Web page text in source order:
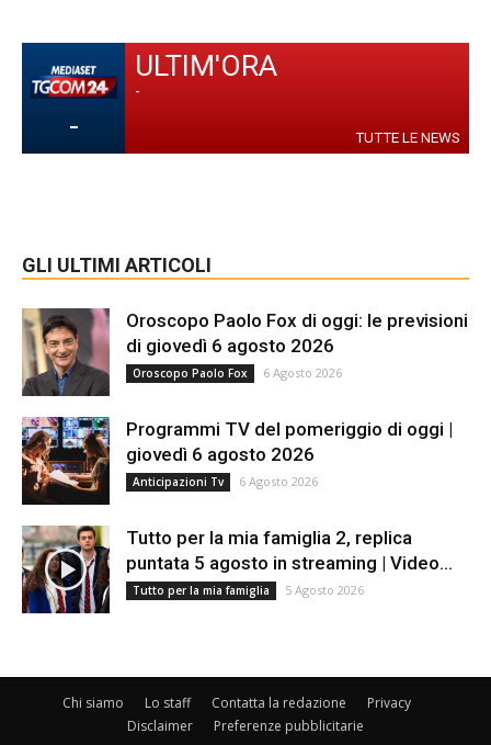
-
ULTIM'ORA
-
TUTTE LE NEWS
GLI ULTIMI ARTICOLI
Oroscopo Paolo Fox di oggi: le previsioni
di giovedì 6 agosto 2026
Oroscopo Paolo Fox 6 Agosto 2026
Programmi TV del pomeriggio di oggi |
giovedì 6 agosto 2026
Anticipazioni Tv 6 Agosto 2026
Tutto per la mia famiglia 2, replica
puntata 5 agosto in streaming | Video...
Tutto per la mia famiglia 5 Agosto 2026
Chi siamo Lo staff Contatta la redazione
Privacy
Disclaimer
Preferenze pubblicitarie